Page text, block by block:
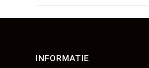
INFORMATIE